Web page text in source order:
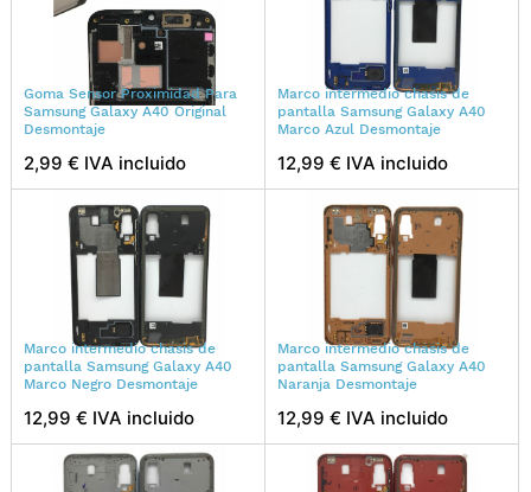
Goma Sensor Proximidad Para
Samsung Galaxy A40 Original
Desmontaje
2,99 € IVA incluido
Marco intermedio chasis de
pantalla Samsung Galaxy A40
Marco Azul Desmontaje
12,99 € IVA incluido
Marco intermedio chasis de
pantalla Samsung Galaxy A40
Marco Negro Desmontaje
12,99 € IVA incluido
Marco intermedio chasis de
pantalla Samsung Galaxy A40
Naranja Desmontaje
12,99 € IVA incluido